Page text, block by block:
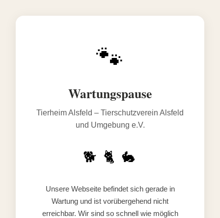
🐾
Wartungspause
Tierheim Alsfeld – Tierschutzverein Alsfeld
und Umgebung e.V.
🐕 🐈 🐇
Unsere Webseite befindet sich gerade in
Wartung und ist vorübergehend nicht
erreichbar. Wir sind so schnell wie möglich